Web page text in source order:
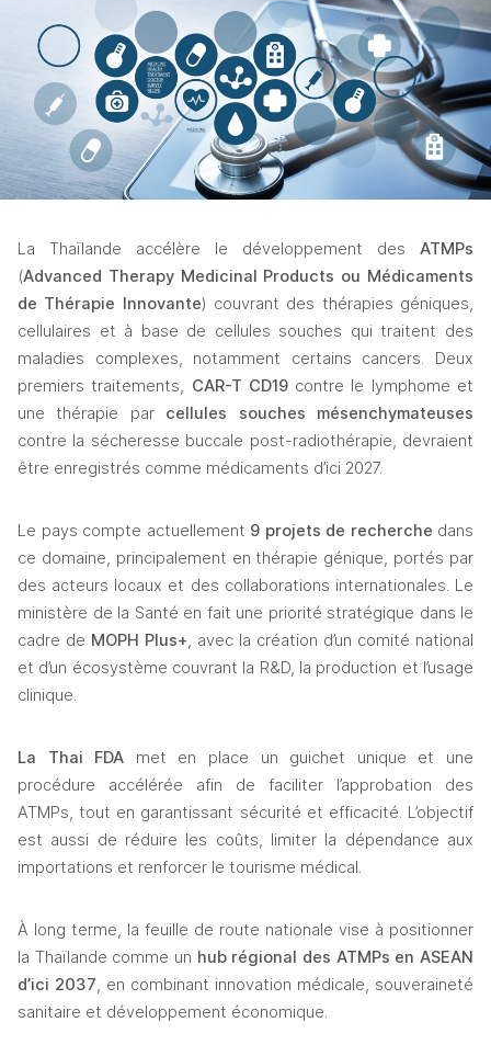
La Thaïlande accélère le développement des ATMPs
(Advanced Therapy Medicinal Products ou Médicaments
de Thérapie Innovante) couvrant des thérapies géniques,
cellulaires et à base de cellules souches qui traitent des
maladies complexes, notamment certains cancers. Deux
premiers traitements, CAR-T CD19 contre le lymphome et
une thérapie par cellules souches mésenchymateuses
contre la sécheresse buccale post-radiothérapie, devraient
être enregistrés comme médicaments d’ici 2027.
Le pays compte actuellement 9 projets de recherche dans
ce domaine, principalement en thérapie génique, portés par
des acteurs locaux et des collaborations internationales. Le
ministère de la Santé en fait une priorité stratégique dans le
cadre de MOPH Plus+, avec la création d’un comité national
et d’un écosystème couvrant la R&D, la production et l’usage
clinique.
La Thai FDA met en place un guichet unique et une
procédure accélérée afin de faciliter l’approbation des
ATMPs, tout en garantissant sécurité et efficacité. L’objectif
est aussi de réduire les coûts, limiter la dépendance aux
importations et renforcer le tourisme médical.
À long terme, la feuille de route nationale vise à positionner
la Thaïlande comme un hub régional des ATMPs en ASEAN
d’ici 2037, en combinant innovation médicale, souveraineté
sanitaire et développement économique.